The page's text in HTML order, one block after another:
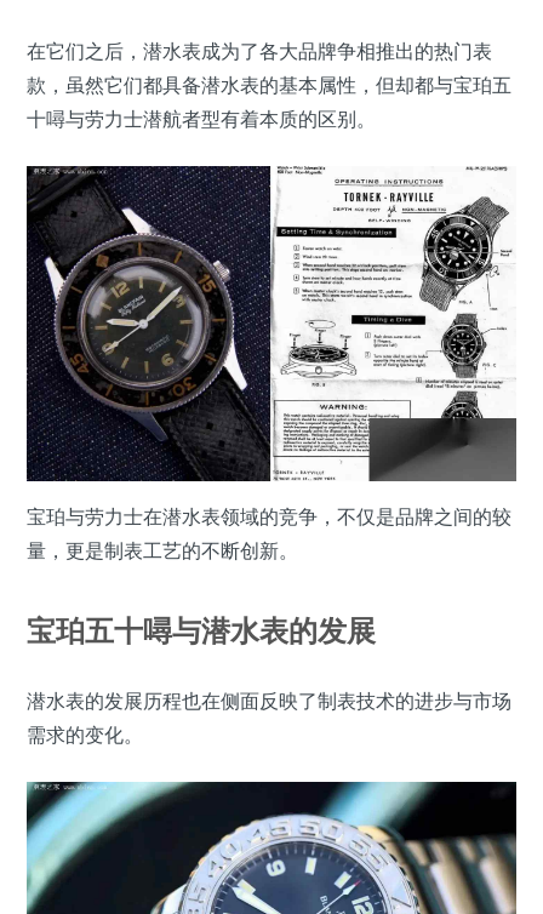
在它们之后，潜水表成为了各大品牌争相推出的热门表
款，虽然它们都具备潜水表的基本属性，但却都与宝珀五
十噚与劳力士潜航者型有着本质的区别。
宝珀与劳力士在潜水表领域的竞争，不仅是品牌之间的较
量，更是制表工艺的不断创新。
宝珀五十噚与潜水表的发展
潜水表的发展历程也在侧面反映了制表技术的进步与市场
需求的变化。